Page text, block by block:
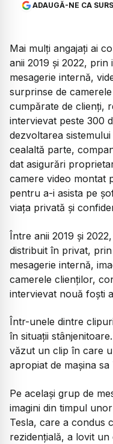
ADAUGĂ-NE CA
Mai mulți angajați ai
anii 2019 și 2022, prin
mesagerie internă,
surprinse de
cumpărate de clienți,
intervievat peste 300
dezvoltarea
cealaltă parte,
dat asigurări
camere video montat
pentru a-i asista pe
viața privată și
Între anii 2019 și
distribuit în privat,
mesagerie internă,
camerele clienților,
intervievat nouă foști
Într-unele dintre
în situații
văzut un clip în care
apropiat de mașina sa
Pe același grup de
imagini din timpul
Tesla, care a condus
rezidențială, a lovit